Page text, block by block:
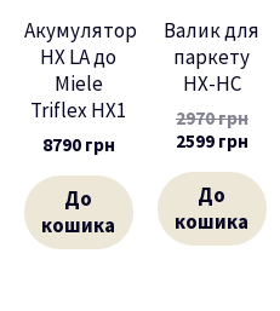
Акумулятор
HX LA до
Miele
Triflex HX1
8790 грн
До
кошика
Валик для
паркету
HX-HC
2970грн
2599 грн
До
кошика